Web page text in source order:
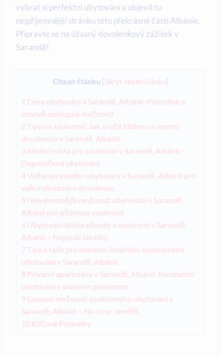
vybrat si perfektní ubytování​ a objevit tu
nejpříjemnější stránku této překrásné‌ části Albánie.
Připravte se⁤ na úžasný⁣ dovolenkový zážitek v
Sarandě!
Obsah článku [Skryť obsah článku]
1 Ceny ubytování‍ v Sarandě, Albánii: Pohodlné a
⁤cenově dostupné možnosti
2 Tipy na soukromí: Jak‌ si užít klidnou a⁢ osobní
dovolenou v Sarandě, Albánii
3 Ideální místa pro soukromí v Sarandě, Albánii –
‍Doporučená⁤ ubytování
4Volba správného⁣ ubytování v Sarandě, Albánii pro
vaši individuální dovolenou
5 Nejvýhodnější možnosti ⁢ubytování v Sarandě,
Albánii pro příznivce soukromí
6 Ubytování blízko přírody⁢ a soukromí v Sarandě,
Albánii – Nejlepší lokality
7Tipy a rady pro nalezení⁣ ideálního soukromého
ubytování v Sarandě, Albánii
8 Privátní ⁤apartmány v Sarandě,⁢ Albánii: Komfortní
ubytování s vlastním prostorem
9 Luxusní možnosti soukromého ubytování v
Sarandě, Albánii – Na co se zaměřit
10 Klíčové Poznatky